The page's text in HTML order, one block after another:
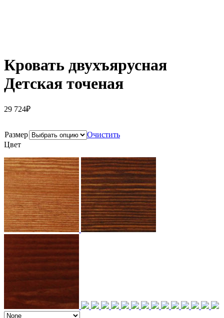
Кровать двухъярусная
Детская точеная
29 724₽
Размер
Очистить
Цвет